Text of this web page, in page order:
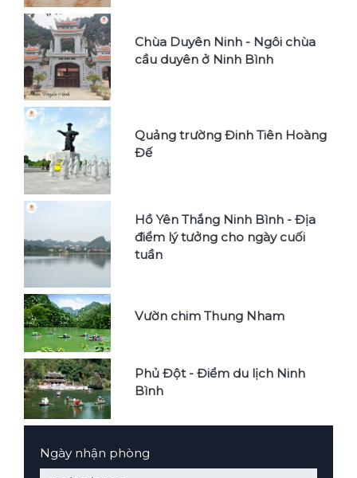
Chùa Duyên Ninh - Ngôi chùa
cầu duyên ở Ninh Bình
Quảng trường Đinh Tiên Hoàng
Đế
Hồ Yên Thắng Ninh Bình - Địa
điểm lý tưởng cho ngày cuối
tuần
Vườn chim Thung Nham
Phủ Đột - Điểm du lịch Ninh
Bình
Ngày nhận phòng